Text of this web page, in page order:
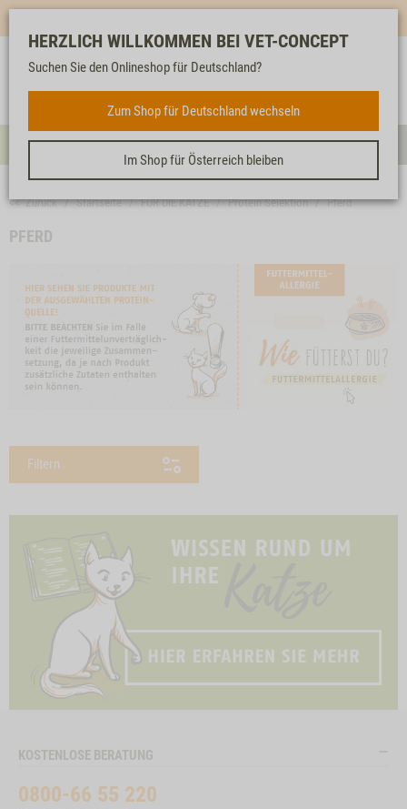
Anmelden
Unser
FÜR DIE KATZE
HERZLICH WILLKOMMEN BEI VET-CONCEPT
Suchen Sie den Onlineshop für Deutschland?
Zum Shop für Deutschland wechseln
Im Shop für Österreich bleiben
<< Zurück Startseite FÜR DIE KATZE Protein Selektion Pferd
PFERD
Filtern
KOSTENLOSE BERATUNG
0800-66 55 220